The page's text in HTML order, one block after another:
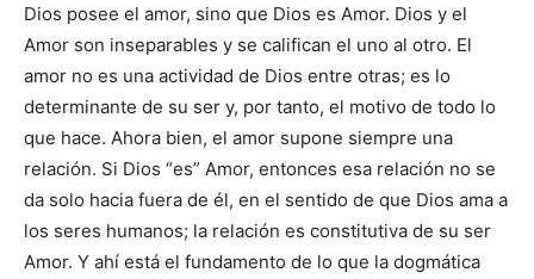
Dios posee el amor, sino que Dios es Amor. Dios y el
Amor son inseparables y se califican el uno al otro. El
amor no es una actividad de Dios entre otras; es lo
determinante de su ser y, por tanto, el motivo de todo lo
que hace. Ahora bien, el amor supone siempre una
relación. Si Dios “es” Amor, entonces esa relación no se
da solo hacia fuera de él, en el sentido de que Dios ama a
los seres humanos; la relación es constitutiva de su ser
Amor. Y ahí está el fundamento de lo que la dogmática